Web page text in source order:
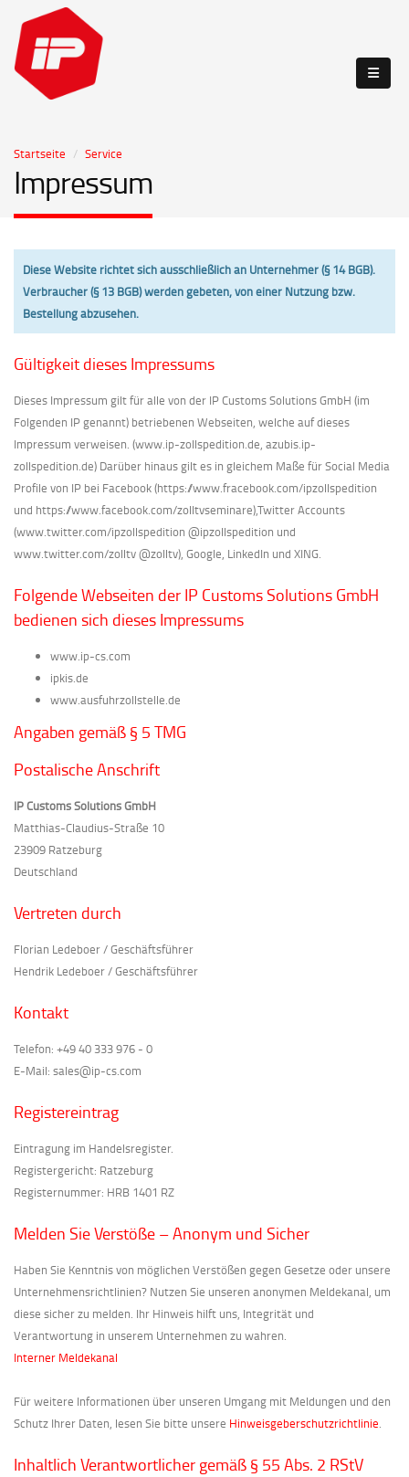
Startseite Service
Impressum
Diese Website richtet sich ausschließlich an Unternehmer (§ 14 BGB).
Verbraucher (§ 13 BGB) werden gebeten, von einer Nutzung bzw.
Bestellung abzusehen.
Gültigkeit dieses Impressums
Dieses Impressum gilt für alle von der IP Customs Solutions GmbH (im
Folgenden IP genannt) betriebenen Webseiten, welche auf dieses
Impressum verweisen. (www.ip-zollspedition.de, azubis.ip-
zollspedition.de) Darüber hinaus gilt es in gleichem Maße für Social Media
Profile von IP bei Facebook (https://www.fracebook.com/ipzollspedition
und https://www.facebook.com/zolltvseminare),Twitter Accounts
(www.twitter.com/ipzollspedition @ipzollspedition und
www.twitter.com/zolltv @zolltv), Google, LinkedIn und XING.
Folgende Webseiten der IP Customs Solutions GmbH
bedienen sich dieses Impressums
www.ip-cs.com
ipkis.de
www.ausfuhrzollstelle.de
Angaben gemäß § 5 TMG
Postalische Anschrift
IP Customs Solutions GmbH
Matthias-Claudius-Straße 10
23909 Ratzeburg
Deutschland
Vertreten durch
Florian Ledeboer / Geschäftsführer
Hendrik Ledeboer / Geschäftsführer
Kontakt
Telefon: +49 40 333 976 - 0
E-Mail: sales@ip-cs.com
Registereintrag
Eintragung im Handelsregister.
Registergericht: Ratzeburg
Registernummer: HRB 1401 RZ
Melden Sie Verstöße – Anonym und Sicher
Haben Sie Kenntnis von möglichen Verstößen gegen Gesetze oder unsere
Unternehmensrichtlinien? Nutzen Sie unseren anonymen Meldekanal, um
diese sicher zu melden. Ihr Hinweis hilft uns, Integrität und
Verantwortung in unserem Unternehmen zu wahren.
Interner Meldekanal
Für weitere Informationen über unseren Umgang mit Meldungen und den
Schutz Ihrer Daten, lesen Sie bitte unsere Hinweisgeberschutzrichtlinie.
Inhaltlich Verantwortlicher gemäß § 55 Abs. 2 RStV